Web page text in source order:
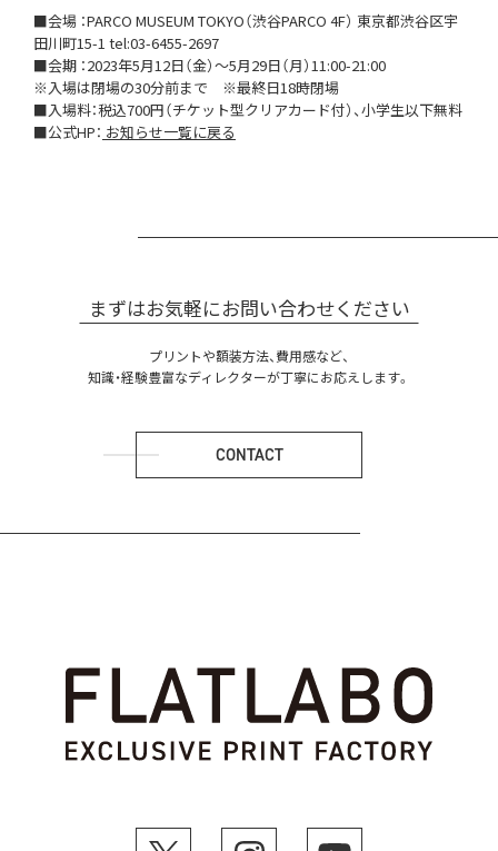
■会場 ：PARCO MUSEUM TOKYO（渋谷PARCO 4F） 東京都渋谷区宇
田川町15-1 tel:03-6455-2697
■会期 ：2023年5月12日（金）～5月29日（月）11:00-21:00
※入場は閉場の30分前まで ※最終日18時閉場
■入場料：税込700円（チケット型クリアカード付）、小学生以下無料
■公式HP： お知らせ一覧に戻る
まずはお気軽にお問い合わせください
プリントや額装方法、費用感など、
知識・経験豊富なディレクターが丁寧にお応えします。
CONTACT